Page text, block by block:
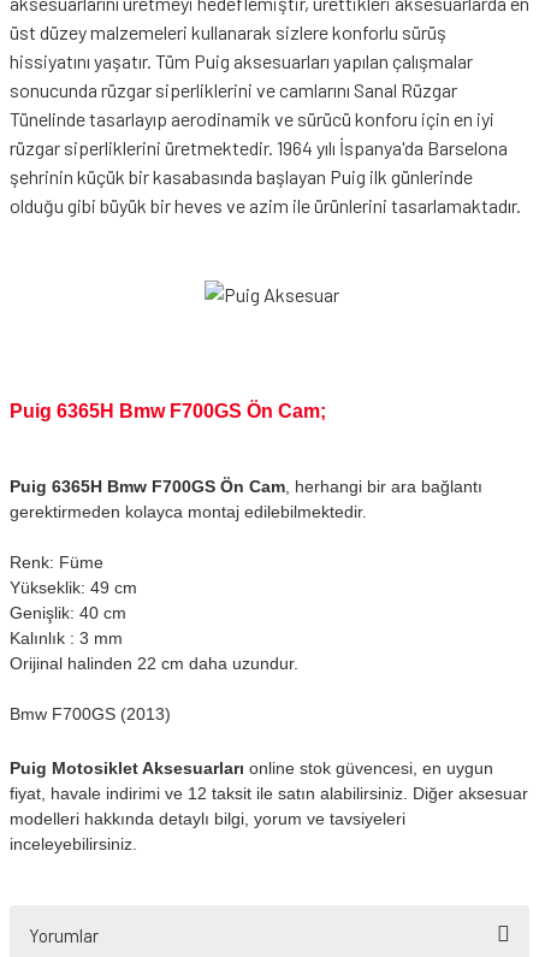
üst düzey malzemeleri kullanarak sizlere konforlu sürüş
hissiyatını yaşatır. Tüm Puig aksesuarları yapılan çalışmalar
sonucunda rüzgar siperliklerini ve camlarını Sanal Rüzgar
Tünelinde tasarlayıp aerodinamik ve sürücü konforu için en iyi
rüzgar siperliklerini üretmektedir. 1964 yılı İspanya'da Barselona
şehrinin küçük bir kasabasında başlayan Puig ilk günlerinde
olduğu gibi büyük bir heves ve azim ile ürünlerini tasarlamaktadır.
Puig 6365H Bmw F700GS Ön Cam;
Puig 6365H Bmw F700GS Ön Cam , herhangi bir ara bağlantı
gerektirmeden kolayca montaj edilebilmektedir.
Renk: Füme
Yükseklik: 49 cm
Genişlik: 40 cm
Kalınlık : 3 mm
Orijinal halinden 22 cm daha uzundur.
Bmw F700GS (2013)
Puig Motosiklet Aksesuarları online stok güvencesi, en uygun
fiyat, havale indirimi ve 12 taksit ile satın alabilirsiniz. Diğer aksesuar
modelleri hakkında detaylı bilgi, yorum ve tavsiyeleri
inceleyebilirsiniz.
Yorumlar